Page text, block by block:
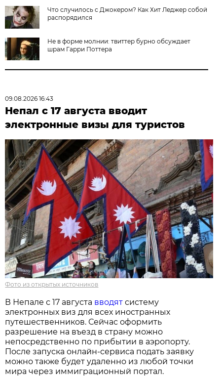
Что случилось с Джокером? Как Хит Леджер собой
распорядился
Не в форме молнии: твиттер бурно обсуждает
шрам Гарри Поттера
09.08.2026 16:43
Непал с 17 августа вводит
электронные визы для туристов
Фото из открытых источников
В Непале с 17 августа вводят систему
электронных виз для всех иностранных
путешественников. Сейчас оформить
разрешение на въезд в страну можно
непосредственно по прибытии в аэропорту.
После запуска онлайн-сервиса подать заявку
можно также будет удаленно из любой точки
мира через иммиграционный портал.